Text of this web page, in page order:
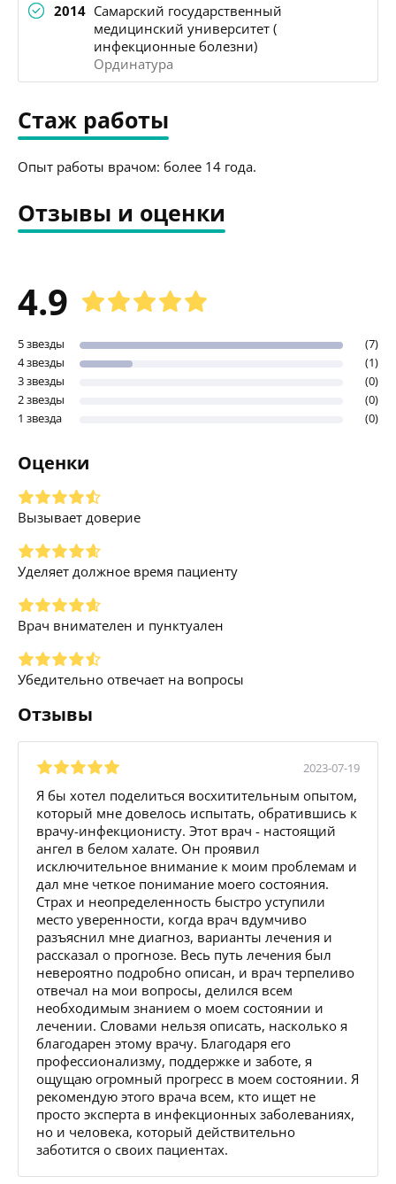
2014 Самарский государственный
медицинский университет (
инфекционные болезни)
Ординатура
Стаж работы
Опыт работы врачом: более 14 года.
Отзывы и оценки
4.9
5 звезды
(7)
4 звезды
(1)
3 звезды
(0)
2 звезды
(0)
1 звезда
(0)
Оценки
Вызывает доверие
Уделяет должное время пациенту
Врач внимателен и пунктуален
Убедительно отвечает на вопросы
Отзывы
2023-07-19
Я бы хотел поделиться восхитительным опытом,
который мне довелось испытать, обратившись к
врачу-инфекционисту. Этот врач - настоящий
ангел в белом халате. Он проявил
исключительное внимание к моим проблемам и
дал мне четкое понимание моего состояния.
Страх и неопределенность быстро уступили
место уверенности, когда врач вдумчиво
разъяснил мне диагноз, варианты лечения и
рассказал о прогнозе. Весь путь лечения был
невероятно подробно описан, и врач терпеливо
отвечал на мои вопросы, делился всем
необходимым знанием о моем состоянии и
лечении. Словами нельзя описать, насколько я
благодарен этому врачу. Благодаря его
профессионализму, поддержке и заботе, я
ощущаю огромный прогресс в моем состоянии. Я
рекомендую этого врача всем, кто ищет не
просто эксперта в инфекционных заболеваниях,
но и человека, который действительно
заботится о своих пациентах.